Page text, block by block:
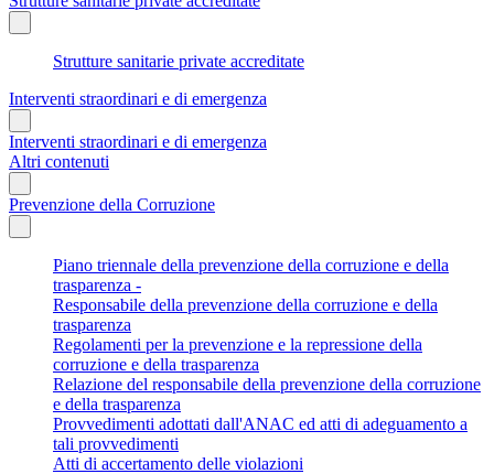
Strutture sanitarie private accreditate
Interventi straordinari e di emergenza
Interventi straordinari e di emergenza
Altri contenuti
Prevenzione della Corruzione
Piano triennale della prevenzione della corruzione e della
trasparenza -
Responsabile della prevenzione della corruzione e della
trasparenza
Regolamenti per la prevenzione e la repressione della
corruzione e della trasparenza
Relazione del responsabile della prevenzione della corruzione
e della trasparenza
Provvedimenti adottati dall'ANAC ed atti di adeguamento a
tali provvedimenti
Atti di accertamento delle violazioni